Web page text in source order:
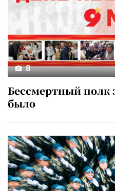
8
Бессмертный полк
было